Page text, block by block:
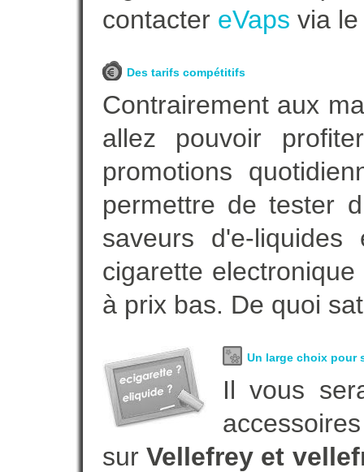
contacter eVaps via
Des tarifs compétitifs
Contrairement aux
allez pouvoir
promotions
permettre de tester
saveurs d'e-
cigarette
à prix bas. De quoi
Un large choix pour
Il vous
sur Vellefrey et